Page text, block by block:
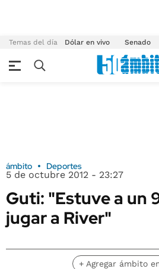
Temas del día Dólar en vivo Senado
ámbito Deportes
5 de octubre 2012 - 23:27
Guti: "Estuve a un
jugar a River"
+ Agregar ámbito